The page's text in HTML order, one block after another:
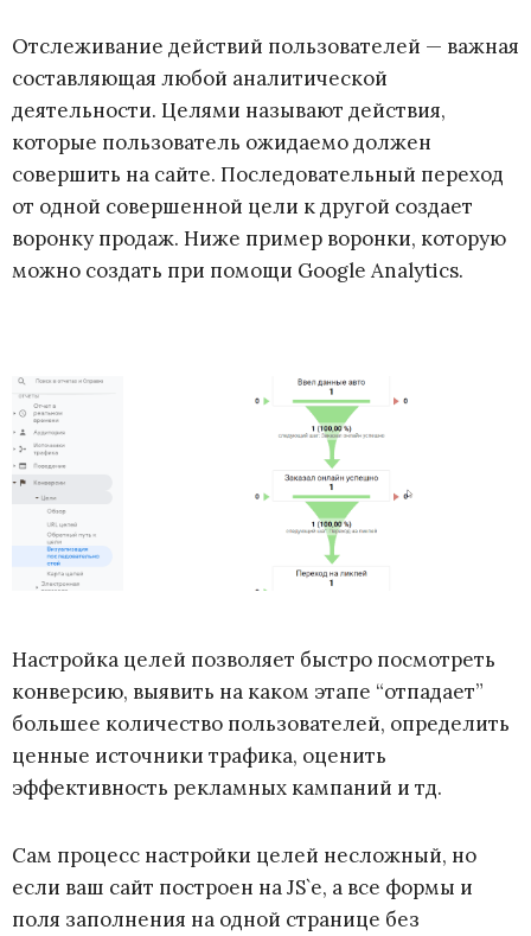
Отслеживание действий пользователей — важная
составляющая любой аналитической
деятельности. Целями называют действия,
которые пользователь ожидаемо должен
совершить на сайте. Последовательный переход
от одной совершенной цели к другой создает
воронку продаж. Ниже пример воронки, которую
можно создать при помощи Google Analytics.
Настройка целей позволяет быстро посмотреть
конверсию, выявить на каком этапе “отпадает”
большее количество пользователей, определить
ценные источники трафика, оценить
эффективность рекламных кампаний и тд.
Сам процесс настройки целей несложный, но
если ваш сайт построен на JS`e, а все формы и
поля заполнения на одной странице без